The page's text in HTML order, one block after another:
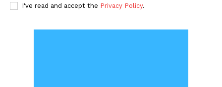
I've read and accept the Privacy Policy.